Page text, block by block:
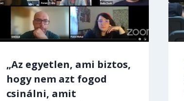
„Az egyetlen, ami biztos,
hogy nem azt fogod
csinálni, amit